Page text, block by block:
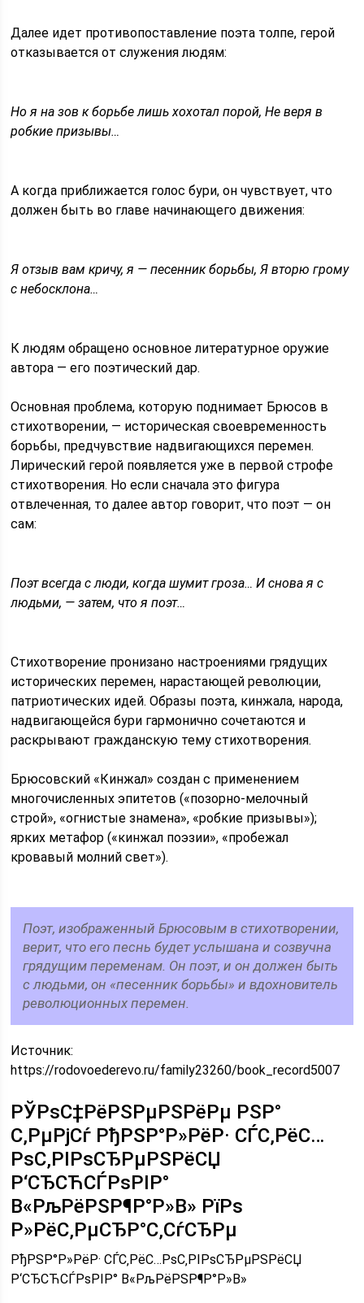
Далее идет противопоставление поэта толпе, герой
отказывается от служения людям:
Но я на зов к борьбе лишь хохотал порой, Не веря в
робкие призывы…
А когда приближается голос бури, он чувствует, что
должен быть во главе начинающего движения:
Я отзыв вам кричу, я — песенник борьбы, Я вторю грому
с небосклона…
К людям обращено основное литературное оружие
автора — его поэтический дар.
Основная проблема, которую поднимает Брюсов в
стихотворении, — историческая своевременность
борьбы, предчувствие надвигающихся перемен.
Лирический герой появляется уже в первой строфе
стихотворения. Но если сначала это фигура
отвлеченная, то далее автор говорит, что поэт — он
сам:
Поэт всегда с люди, когда шумит гроза… И снова я с
людьми, — затем, что я поэт…
Стихотворение пронизано настроениями грядущих
исторических перемен, нарастающей революции,
патриотических идей. Образы поэта, кинжала, народа,
надвигающейся бури гармонично сочетаются и
раскрывают гражданскую тему стихотворения.
Брюсовский «Кинжал» создан с применением
многочисленных эпитетов («позорно-мелочный
строй», «огнистые знамена», «робкие призывы»);
ярких метафор («кинжал поэзии», «пробежал
кровавый молний свет»).
Поэт, изображенный Брюсовым в стихотворении,
верит, что его песнь будет услышана и созвучна
грядущим переменам. Он поэт, и он должен быть
с людьми, он «песенник борьбы» и вдохновитель
революционных перемен.
Источник:
https://rodovoederevo.ru/family23260/book_record5007
РЎРѕС‡РёРЅРµРЅРёРµ РЅР°
С‚РµРјСѓ РђРЅР°Р»РёР· СЃС‚РёС…
РѕС‚РІРѕСЂРµРЅРёСЏ
Р‘СЂСЋСЃРѕРІР°
В«РљРёРЅР¶Р°Р»В» РїРѕ
Р»РёС‚РµСЂР°С‚СѓСЂРµ
РђРЅР°Р»РёР· СЃС‚РёС…РѕС‚РІРѕСЂРµРЅРёСЏ
Р‘СЂСЋСЃРѕРІР° В«РљРёРЅР¶Р°Р»В»